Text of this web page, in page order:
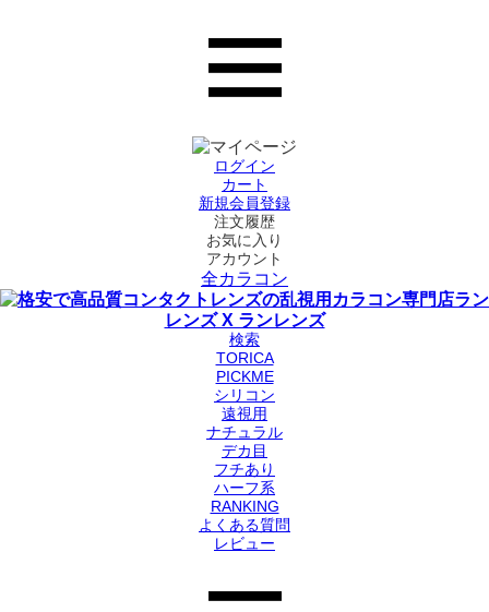
ログイン
カート
新規会員登録
注文履歴
お気に入り
アカウント
全カラコン
検索
TORICA
PICKME
シリコン
遠視用
ナチュラル
デカ目
フチあり
ハーフ系
RANKING
よくある質問
レビュー